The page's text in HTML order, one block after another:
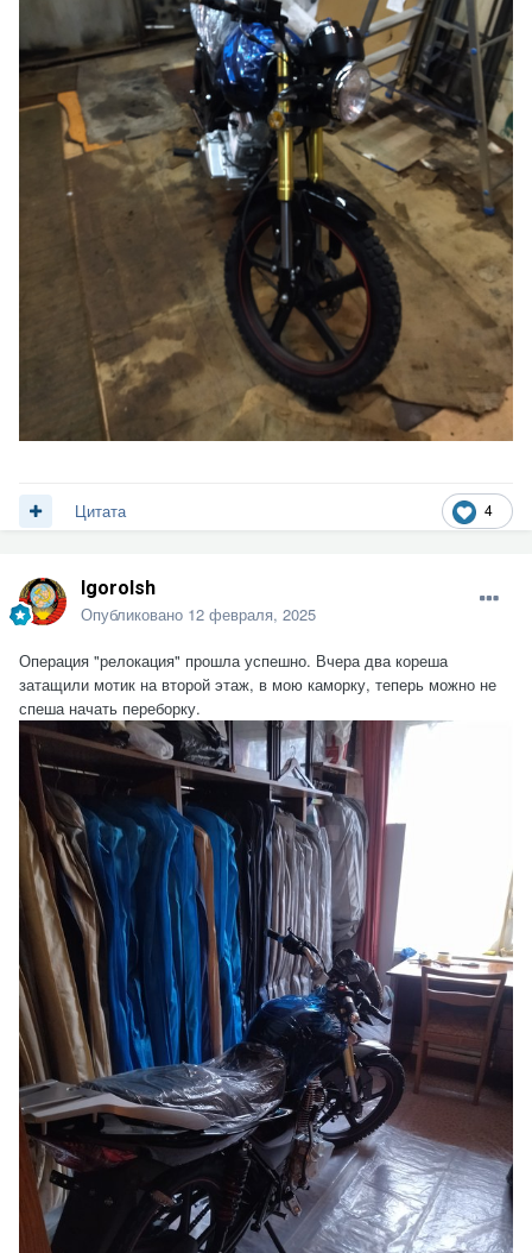
4
Цитата
Igorolsh
Опубликовано 12 февраля, 2025
Операция "релокация" прошла успешно. Вчера два кореша
затащили мотик на второй этаж, в мою каморку, теперь можно не
спеша начать переборку.